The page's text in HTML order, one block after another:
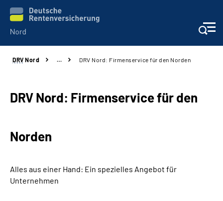
Aktuelles
Services
Karriere
DRV Nord … DRV Nord: Firmenservice für den Norden
DRV Nord: Firmenservice für den
Norden
Alles aus einer Hand: Ein spezielles Angebot für
Unternehmen